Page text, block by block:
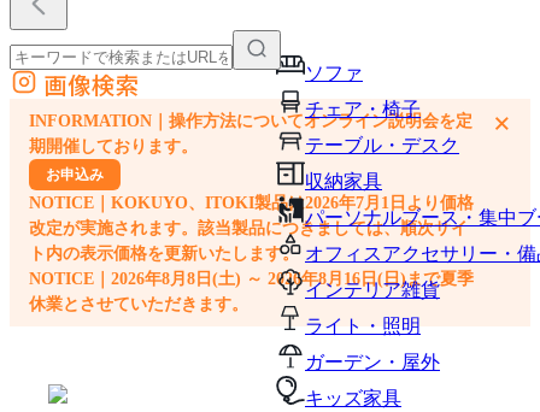
ソファ
チェア・椅子
テーブル・デスク
収納家具
パーソナルブース・集中
オフィスアクセサリー・備
インテリア雑貨
ライト・照明
ガーデン・屋外
キッズ家具
外部サイトの商品をカートに追加
他のサイトで見つけた商品ページのURLを貼り付けて、カートに追加できます
画像検索
INFORMATION｜操作方法についてオンライン説明会を定
期開催しております。
お申込み
NOTICE｜KOKUYO、ITOKI製品は2026年7月1日より価格
改定が実施されます。該当製品につきましては、順次サイ
ト内の表示価格を更新いたします。
NOTICE｜2026年8月8日(土) ～ 2026年8月16日(日)まで夏季
休業とさせていただきます。
×